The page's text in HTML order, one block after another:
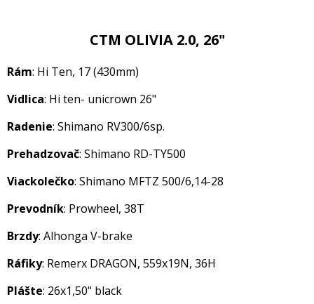
CTM OLIVIA 2.0, 26"
Rám: Hi Ten, 17 (430mm)
Vidlica: Hi ten- unicrown 26"
Radenie: Shimano RV300/6sp.
Prehadzovač: Shimano RD-TY500
Viackolečko: Shimano MFTZ 500/6,14-28
Prevodník: Prowheel, 38T
Brzdy: Alhonga V-brake
Ráfiky: Remerx DRAGON, 559x19N, 36H
Plášte: 26x1,50" black